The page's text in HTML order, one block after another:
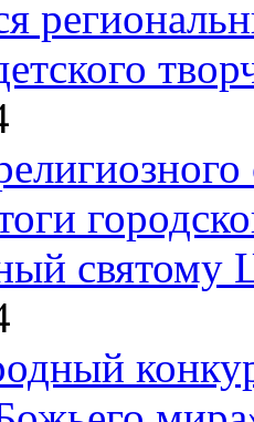
святому